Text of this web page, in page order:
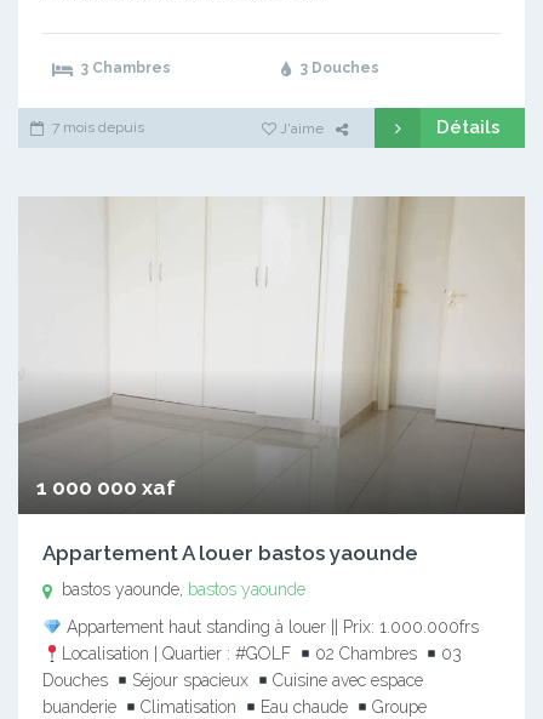
3 Chambres 3 Douches
7 mois depuis J'aime Détails
1 000 000 xaf
Appartement A louer bastos yaounde
bastos yaounde, bastos yaounde
Appartement haut standing à louer || Prix: 1.000.000frs
Localisation | Quartier : #GOLF
02 Chambres
03
Douches
Séjour spacieux
Cuisine avec espace
buanderie
Climatisation Eau chaude
Groupe